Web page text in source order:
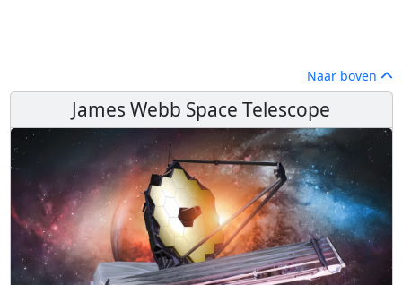
Naar boven
James Webb Space Telescope